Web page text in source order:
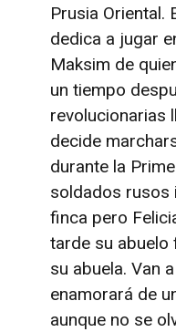
Prusia Oriental.
dedica a jugar
Maksim de
un tiempo
revolucionarias
decide
durante la
soldados rusos
finca pero
tarde su abuelo
su abuela. Van
enamorará de
aunque no se